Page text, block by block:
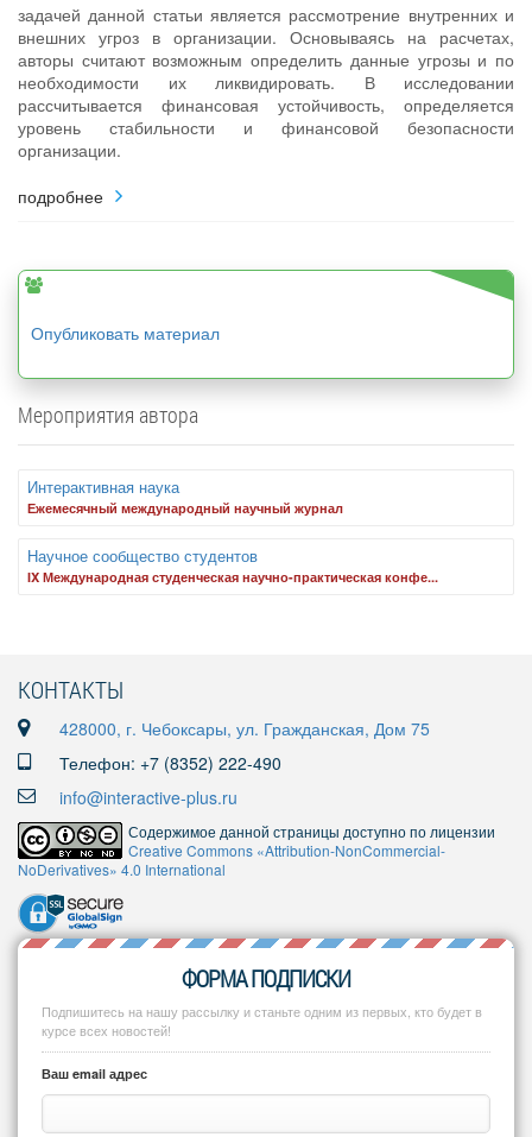
задачей данной статьи является рассмотрение внутренних и
внешних угроз в организации. Основываясь на расчетах,
авторы считают возможным определить данные угрозы и по
необходимости их ликвидировать. В исследовании
рассчитывается финансовая устойчивость, определяется
уровень стабильности и финансовой безопасности
организации.
подробнее
Опубликовать материал
Мероприятия автора
Интерактивная наука
Ежемесячный международный научный журнал
Научное сообщество студентов
IX Международная студенческая научно-практическая конфе...
КОНТАКТЫ
428000, г. Чебоксары, ул. Гражданская, Дом 75
Телефон: +7 (8352) 222-490
info@interactive-plus.ru
Содержимое данной страницы доступно по лицензии
Creative Commons «Attribution-NonCommercial-
NoDerivatives» 4.0 International
ФОРМА ПОДПИСКИ
Подпишитесь на нашу рассылку и станьте одним из первых, кто будет в
курсе всех новостей!
Ваш email адрес